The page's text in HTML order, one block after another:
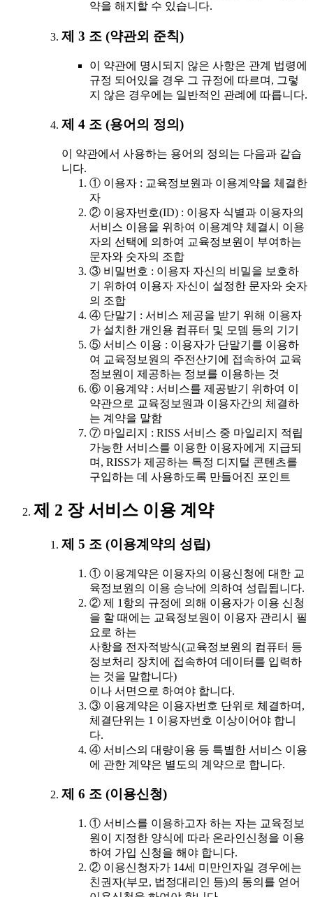
약을 해지할 수 있습니다.
제 3 조 (약관외 준칙)
이 약관에 명시되지 않은 사항은 관계 법령에
규정 되어있을 경우 그 규정에 따르며, 그렇
지 않은 경우에는 일반적인 관례에 따릅니다.
제 4 조 (용어의 정의)
이 약관에서 사용하는 용어의 정의는 다음과 같습
니다.
① 이용자 : 교육정보원과 이용계약을 체결한
자
② 이용자번호(ID) : 이용자 식별과 이용자의
서비스 이용을 위하여 이용계약 체결시 이용
자의 선택에 의하여 교육정보원이 부여하는
문자와 숫자의 조합
③ 비밀번호 : 이용자 자신의 비밀을 보호하
기 위하여 이용자 자신이 설정한 문자와 숫자
의 조합
④ 단말기 : 서비스 제공을 받기 위해 이용자
가 설치한 개인용 컴퓨터 및 모뎀 등의 기기
⑤ 서비스 이용 : 이용자가 단말기를 이용하
여 교육정보원의 주전산기에 접속하여 교육
정보원이 제공하는 정보를 이용하는 것
⑥ 이용계약 : 서비스를 제공받기 위하여 이
약관으로 교육정보원과 이용자간의 체결하
는 계약을 말함
⑦ 마일리지 : RISS 서비스 중 마일리지 적립
가능한 서비스를 이용한 이용자에게 지급되
며, RISS가 제공하는 특정 디지털 콘텐츠를
구입하는 데 사용하도록 만들어진 포인트
제 2 장 서비스 이용 계약
제 5 조 (이용계약의 성립)
① 이용계약은 이용자의 이용신청에 대한 교
육정보원의 이용 승낙에 의하여 성립됩니다.
② 제 1항의 규정에 의해 이용자가 이용 신청
을 할 때에는 교육정보원이 이용자 관리시 필
요로 하는
사항을 전자적방식(교육정보원의 컴퓨터 등
정보처리 장치에 접속하여 데이터를 입력하
는 것을 말합니다)
이나 서면으로 하여야 합니다.
③ 이용계약은 이용자번호 단위로 체결하며,
체결단위는 1 이용자번호 이상이어야 합니
다.
④ 서비스의 대량이용 등 특별한 서비스 이용
에 관한 계약은 별도의 계약으로 합니다.
제 6 조 (이용신청)
① 서비스를 이용하고자 하는 자는 교육정보
원이 지정한 양식에 따라 온라인신청을 이용
하여 가입 신청을 해야 합니다.
② 이용신청자가 14세 미만인자일 경우에는
친권자(부모, 법정대리인 등)의 동의를 얻어